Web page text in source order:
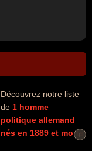
Découvrez notre liste
de 1 homme
politique allemand
nés en 1889 et morts
+
+